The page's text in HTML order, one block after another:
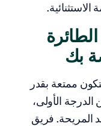
بك
ممتعة بقدر
الأولى،
المريحة. فريق